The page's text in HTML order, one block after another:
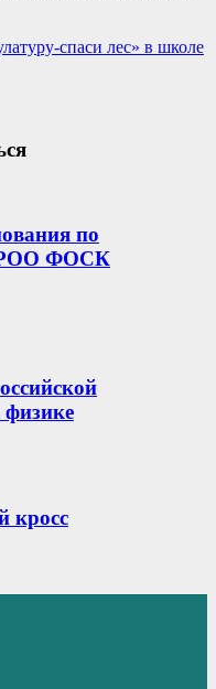
спаси лес» в школе
по
ФОСК
кросс